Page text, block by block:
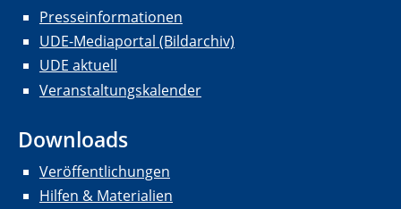
Presseinformationen
UDE-Mediaportal (Bildarchiv)
UDE aktuell
Veranstaltungskalender
Downloads
Veröffentlichungen
Hilfen & Materialien